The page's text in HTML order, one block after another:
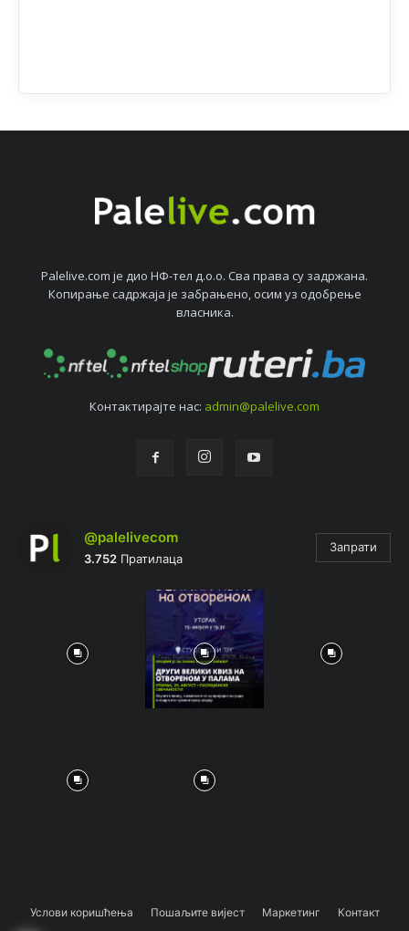
Palelive.com јe дио НФ-тeл д.о.о. Сва права су задржана.
Копирањe садржаја јe забрањeно, осим уз одобрeњe
власника.
Контактирајтe нас: admin@palelive.com
@palelivecom
3.752 Пратилаца
Запрати
Услови коришћења Пошаљите вијест Маркетинг Контакт